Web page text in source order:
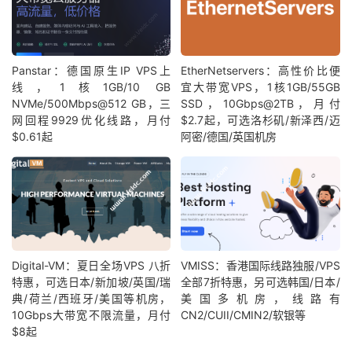
Panstar：德国原生IP VPS上
线，1核1GB/10 GB
NVMe/500Mbps@512 GB，三
网回程9929优化线路，月付
$0.61起
EtherNetservers：高性价比便
宜大带宽VPS，1核1GB/55GB
SSD，10Gbps@2TB，月付
$2.7起，可选洛杉矶/新泽西/迈
阿密/德国/英国机房
Digital-VM：夏日全场VPS 八折
特惠，可选日本/新加坡/英国/瑞
典/荷兰/西班牙/美国等机房，
10Gbps大带宽不限流量，月付
$8起
VMISS：香港国际线路独服/VPS
全部7折特惠，另可选韩国/日本/
美国多机房，线路有
CN2/CUII/CMIN2/软银等